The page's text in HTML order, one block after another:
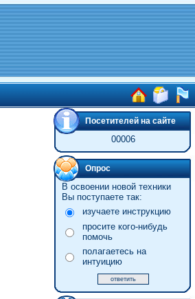
Посетителей на сайте
00006
Опрос
В освоении новой техники
Вы поступаете так:
изучаете инструкцию
просите кого-нибудь
помочь
полагаетесь на
интуицию